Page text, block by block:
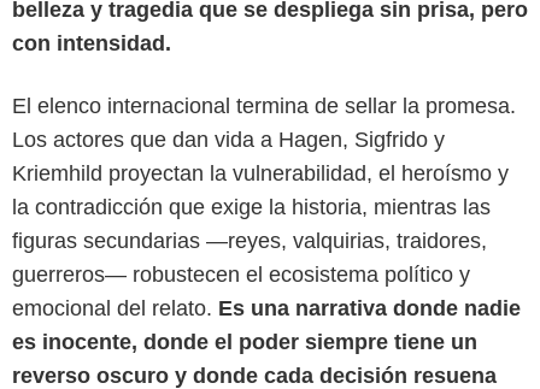
belleza y tragedia que se despliega sin prisa, pero
con intensidad.
El elenco internacional termina de sellar la promesa.
Los actores que dan vida a Hagen, Sigfrido y
Kriemhild proyectan la vulnerabilidad, el heroísmo y
la contradicción que exige la historia, mientras las
figuras secundarias —reyes, valquirias, traidores,
guerreros— robustecen el ecosistema político y
emocional del relato. Es una narrativa donde nadie
es inocente, donde el poder siempre tiene un
reverso oscuro y donde cada decisión resuena